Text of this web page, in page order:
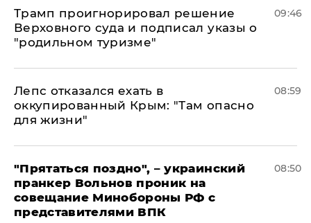
Трамп проигнорировал решение
Верховного суда и подписал указы о
"родильном туризме"
09:46
Лепс отказался ехать в
оккупированный Крым: "Там опасно
для жизни"
08:59
"Прятаться поздно", – украинский
пранкер Вольнов проник на
совещание Минобороны РФ с
представителями ВПК
08:50